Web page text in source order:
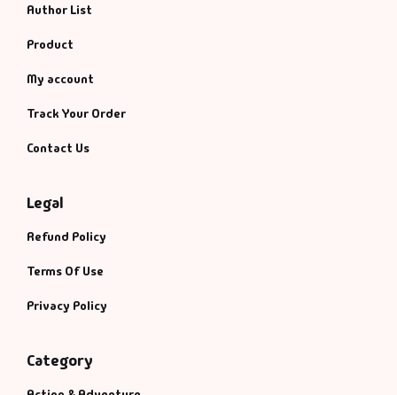
Author List
Product
My account
Track Your Order
Contact Us
Legal
Refund Policy
Terms Of Use
Privacy Policy
Category